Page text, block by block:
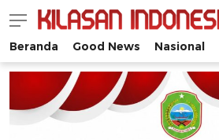
Kilasan Indonesia
Satu-satunya di Indonesia
Beranda Good News Nasional